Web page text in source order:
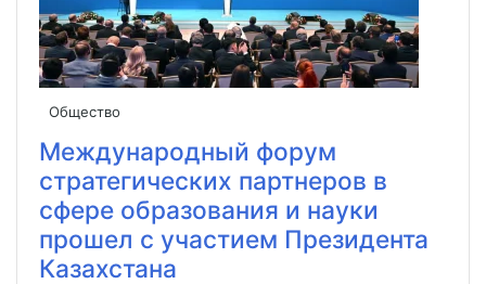
Общество
Международный форум
стратегических партнеров в
сфере образования и науки
прошел с участием Президента
Казахстана